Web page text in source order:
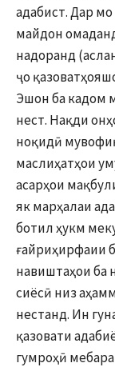
адабист. Дар
майдон
надоранд
ҷо
Эшон ба кадом
нест. Нақди
ноқидӣ
маслиҳатҳои
асарҳои
як марҳалаи
ботил ҳукм
ғайриҳирфаии
навиштаҳои ба
сиёсӣ низ
нестанд. Ин
қазовати
гумроҳӣ